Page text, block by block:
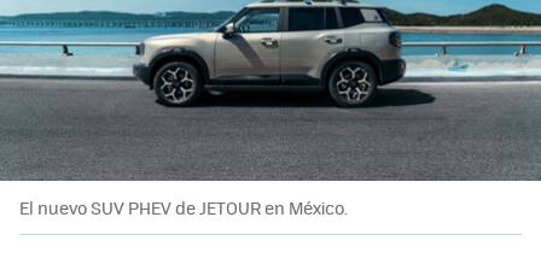
El nuevo SUV PHEV de JETOUR en México.